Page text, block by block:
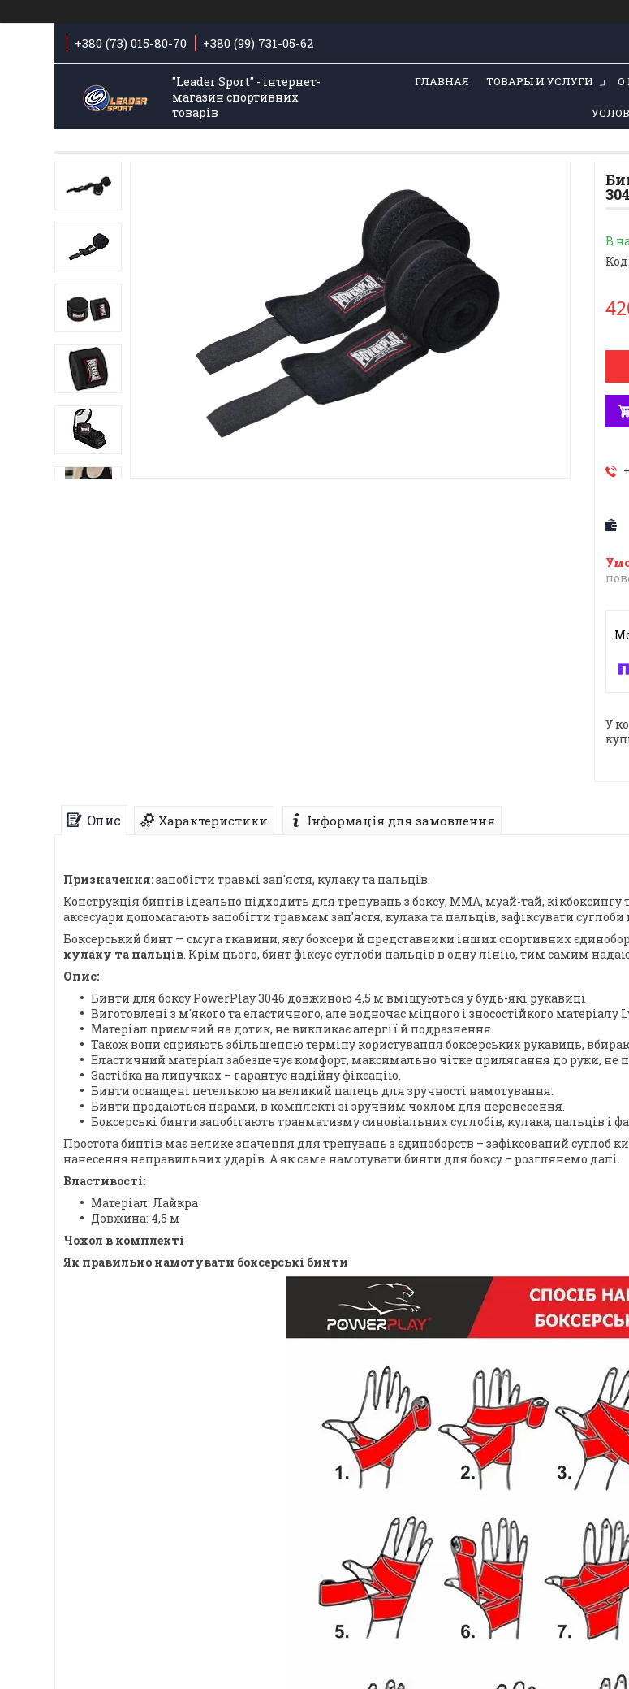
+380 (73) 015-80-70 +380 (99) 731-05-62
"Leader Sport" - інтернет-
магазин спортивних
товарів
ГЛАВНАЯ ТОВАРЫ И УСЛУГИ О
В
Код:
У
Опис Характеристики Інформація для замовлення
Призначення:запобігти травмі зап'ястя, кулаку та пальців.
Конструкція бинтів ідеально підходить для тренувань з боксу, ММА, муай-тай, кікбоксингу
аксесуари допомагають запобігти травмам зап'ястя, кулака та пальців, зафіксувати
Боксерський бинт — смуга тканини, яку боксери й представники інших спортивних
кулаку та пальців. Крім цього, бинт фіксує суглоби пальців в одну лінію, тим самим
Опис:
Бинти для боксу PowerPlay 3046 довжиною 4,5 м вміщуються у будь-які рукавиці
Виготовлені з м′якого та еластичного, але водночас міцного і зносостійкого матеріалу
Матеріал приємний на дотик, не викликає алергії й подразнення.
Також вони сприяють збільшенню терміну користування боксерських рукавиць,
Еластичний матеріал забезпечує комфорт, максимально чітке прилягання до руки, не
Застібка на липучках – гарантує надійну фіксацію.
Бинти оснащені петелькою на великий палець для зручності намотування.
Бинти продаються парами, в комплекті зі зручним чохлом для перенесення.
Боксерські бинти запобігають травматизму синовіальних суглобів, кулака, пальців
Простота бинтів має велике значення для тренувань з єдиноборств – зафіксований суглоб
нанесення неправильних ударів. А як саме намотувати бинти для боксу – розглянемо далі.
Властивості:
Матеріал: Лайкра
Довжина: 4,5 м
Чохол в комплекті
Як правильно намотувати боксерські бинти